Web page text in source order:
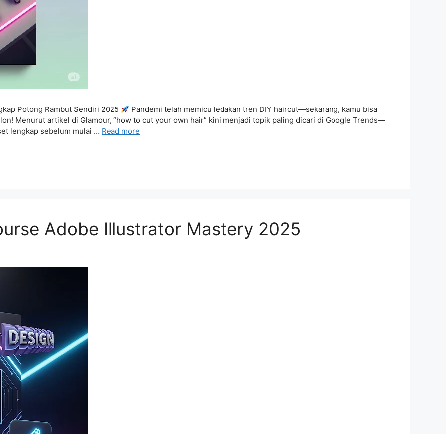
Potong Rambut Sendiri 2025
Pandemi telah memicu ledakan tren DIY haircut—sekarang, kamu bisa
Menurut artikel di Glamour, “how to cut your own hair” kini menjadi topik paling dicari di Google Trends—
lengkap sebelum mulai … Read more
Adobe Illustrator Mastery 2025